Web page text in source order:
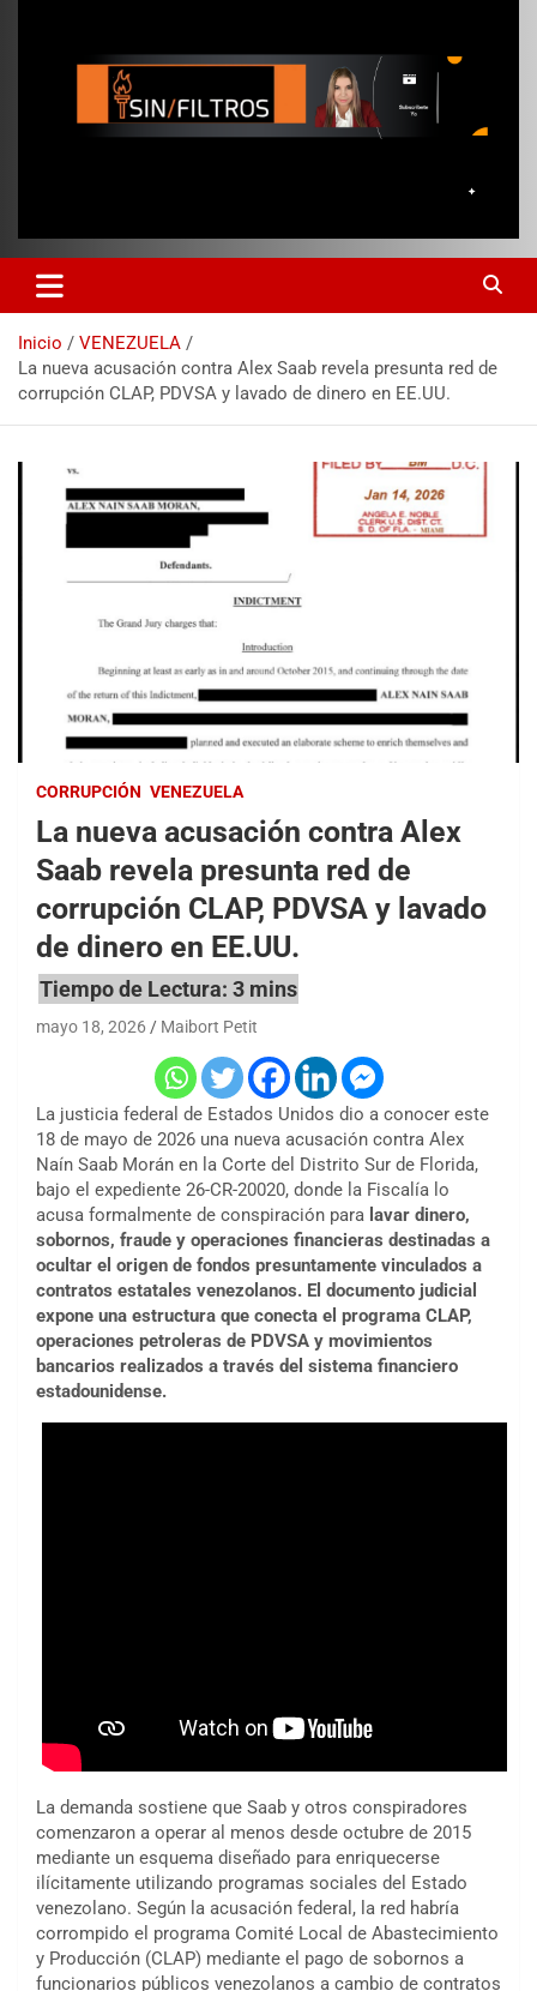
Inicio
VENEZUELA
La nueva acusación contra Alex Saab revela presunta red de
corrupción CLAP, PDVSA y lavado de dinero en EE.UU.
CORRUPCIÓN VENEZUELA
La nueva acusación contra Alex
Saab revela presunta red de
corrupción CLAP, PDVSA y lavado
de dinero en EE.UU.
mayo 18, 2026 Maibort Petit
La justicia federal de Estados Unidos dio a conocer este
18 de mayo de 2026 una nueva acusación contra Alex
Naín Saab Morán en la Corte del Distrito Sur de Florida,
bajo el expediente 26-CR-20020, donde la Fiscalía lo
acusa formalmente de conspiración para lavar dinero,
sobornos, fraude y operaciones financieras destinadas a
ocultar el origen de fondos presuntamente vinculados a
contratos estatales venezolanos. El documento judicial
expone una estructura que conecta el programa CLAP,
operaciones petroleras de PDVSA y movimientos
bancarios realizados a través del sistema financiero
estadounidense.
La demanda sostiene que Saab y otros conspiradores
comenzaron a operar al menos desde octubre de 2015
mediante un esquema diseñado para enriquecerse
ilícitamente utilizando programas sociales del Estado
venezolano. Según la acusación federal, la red habría
corrompido el programa Comité Local de Abastecimiento
y Producción (CLAP) mediante el pago de sobornos a
funcionarios públicos venezolanos a cambio de contratos